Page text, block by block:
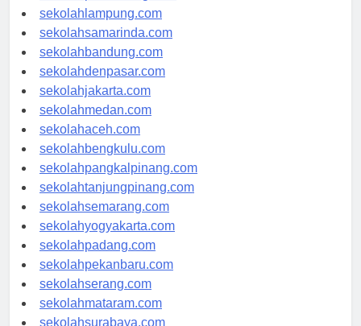
sekolahpalembang.com
sekolahlampung.com
sekolahsamarinda.com
sekolahbandung.com
sekolahdenpasar.com
sekolahjakarta.com
sekolahmedan.com
sekolahaceh.com
sekolahbengkulu.com
sekolahpangkalpinang.com
sekolahtanjungpinang.com
sekolahsemarang.com
sekolahyogyakarta.com
sekolahpadang.com
sekolahpekanbaru.com
sekolahserang.com
sekolahmataram.com